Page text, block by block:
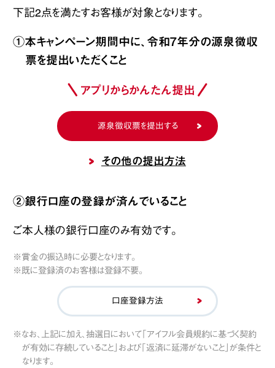
下記2点を満たすお客様が対象となります。
①本キャンペーン期間中に、令和7年分の源泉徴収
票を提出いただくこと
アプリからかんたん提出
源泉徴収票を提出する
その他の提出方法
②銀行口座の登録が済んでいること
ご本人様の銀行口座のみ有効です。
※賞金の振込時に必要となります。
※既に登録済のお客様は登録不要。
口座登録方法
※なお、上記に加え、抽選日において「アイフル会員規約に基づく契約
が有効に存続していること」および「返済に延滞がないこと」が条件と
なります。